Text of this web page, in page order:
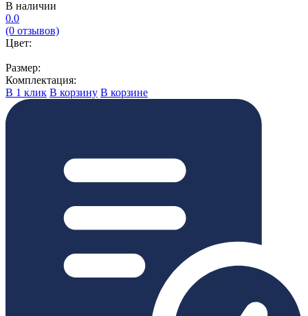
В наличии
0.0
(0 отзывов)
Цвет:
Размер:
Комплектация:
В 1 клик В корзину В корзине